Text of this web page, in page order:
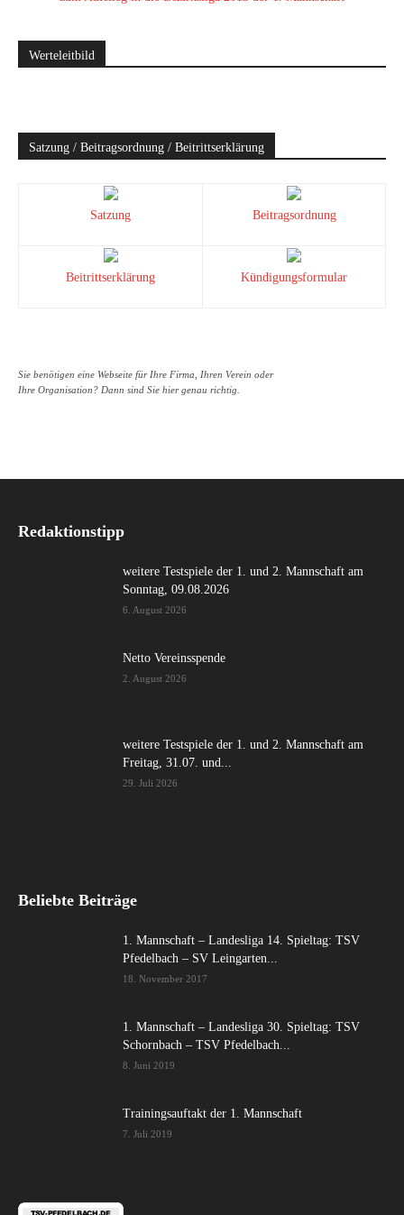
Werteleitbild
Satzung / Beitragsordnung / Beitrittserklärung
Satzung Beitragsordnung
Beitrittserklärung Kündigungsformular
Sie benötigen eine Webseite für Ihre Firma, Ihren Verein oder
Ihre Organisation? Dann sind Sie hier genau richtig.
Redaktionstipp
weitere Testspiele der 1. und 2. Mannschaft am
Sonntag, 09.08.2026
6. August 2026
Netto Vereinsspende
2. August 2026
weitere Testspiele der 1. und 2. Mannschaft am
Freitag, 31.07. und...
29. Juli 2026
Beliebte Beiträge
1. Mannschaft – Landesliga 14. Spieltag: TSV
Pfedelbach – SV Leingarten...
18. November 2017
1. Mannschaft – Landesliga 30. Spieltag: TSV
Schornbach – TSV Pfedelbach...
8. Juni 2019
Trainingsauftakt der 1. Mannschaft
7. Juli 2019